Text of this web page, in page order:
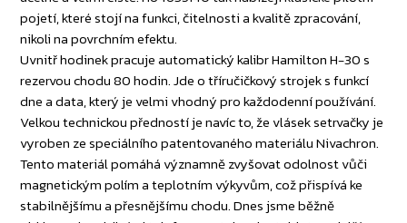
pojetí, které stojí na funkci, čitelnosti a kvalitě zpracování,
nikoli na povrchním efektu.
Uvnitř hodinek pracuje automatický kalibr Hamilton H-30 s
rezervou chodu 80 hodin. Jde o tříručičkový strojek s funkcí
dne a data, který je velmi vhodný pro každodenní používání.
Velkou technickou předností je navíc to, že vlásek setrvačky je
vyroben ze speciálního patentovaného materiálu Nivachron.
Tento materiál pomáhá významně zvyšovat odolnost vůči
magnetickým polím a teplotním výkyvům, což přispívá ke
stabilnějšímu a přesnějšímu chodu. Dnes jsme běžně